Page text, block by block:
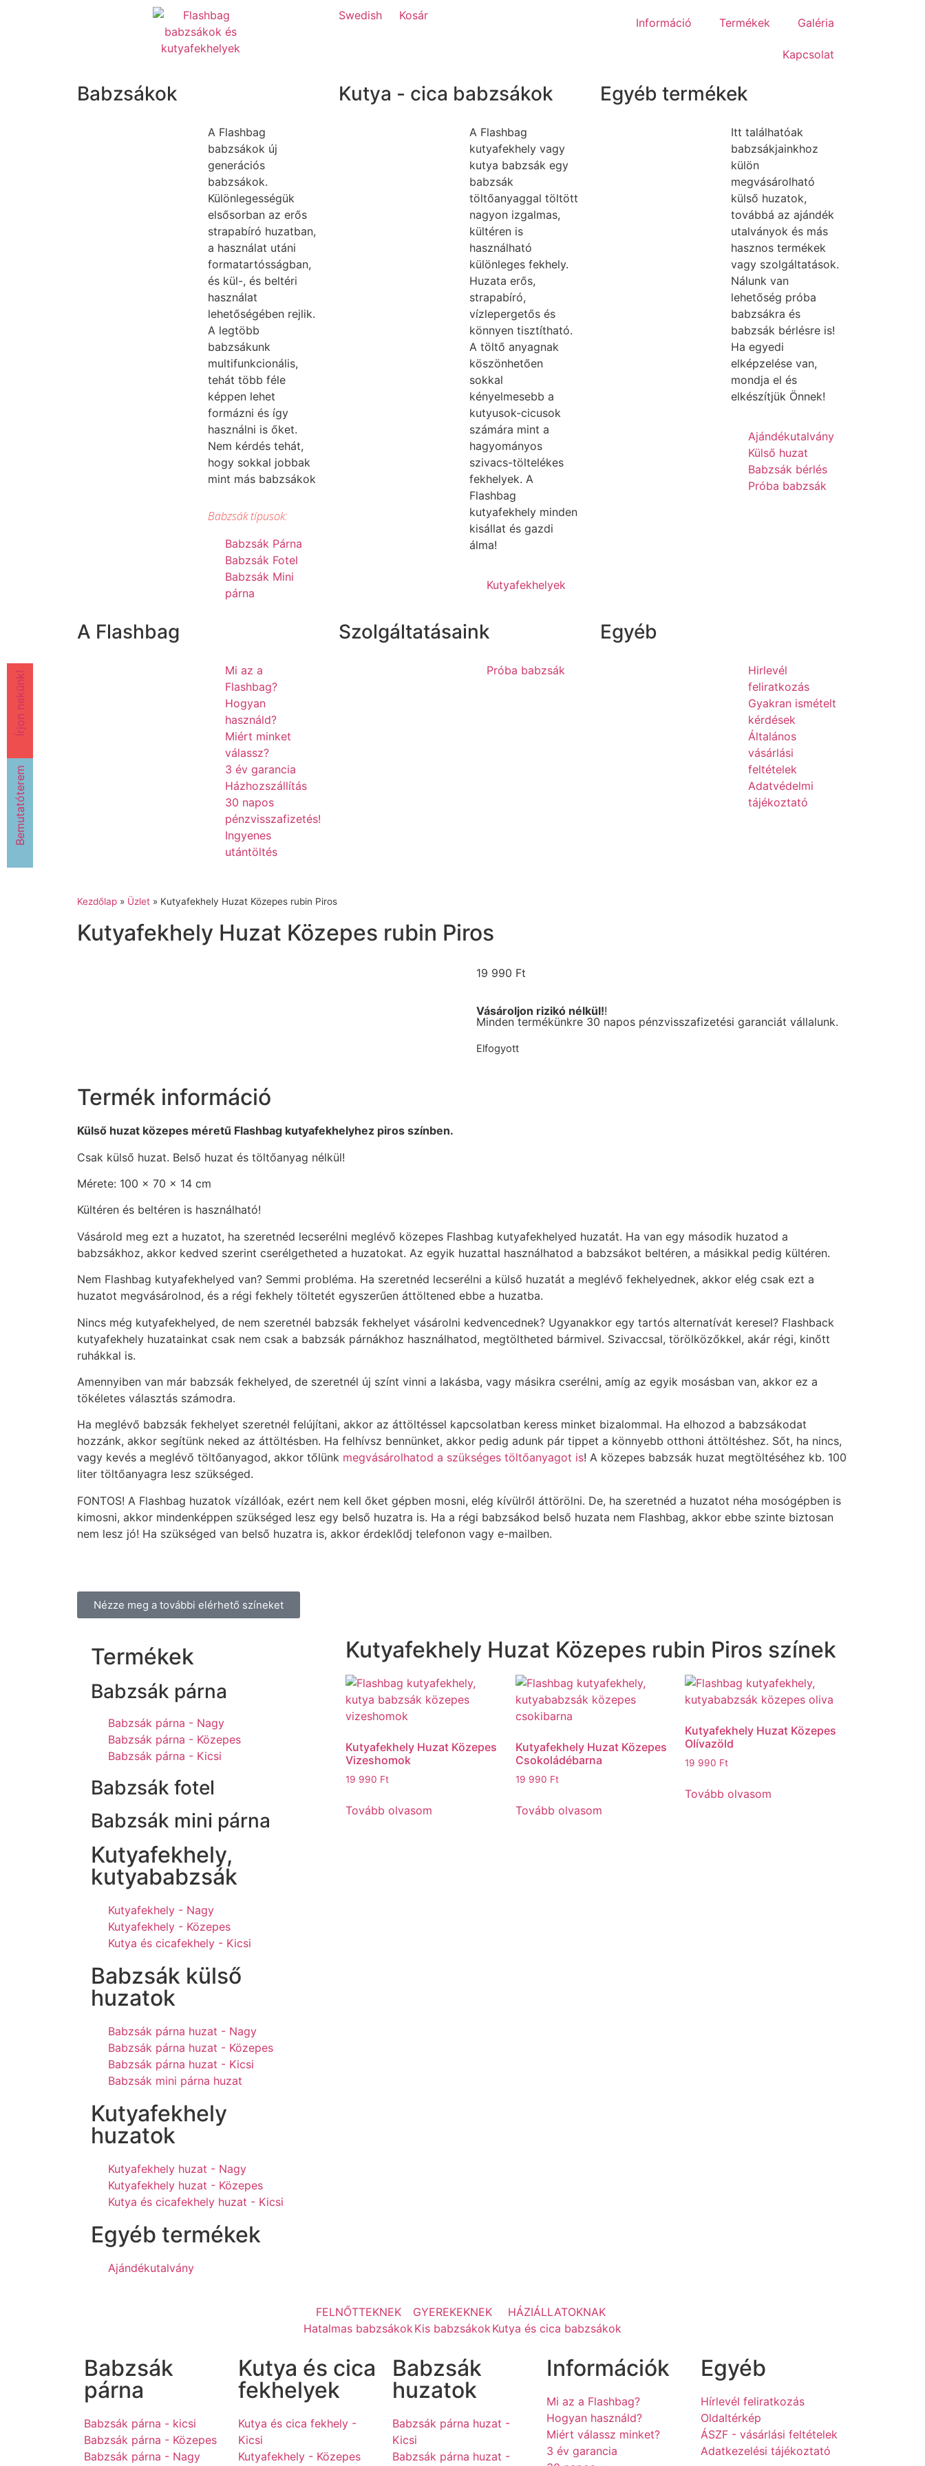
Swedish Kosár
Információ Termékek Galéria
Kapcsolat
Babzsákok
A Flashbag
babzsákok új
generációs
babzsákok.
Különlegességük
elsősorban az erős
strapabíró huzatban,
a használat utáni
formatartósságban,
és kül-, és beltéri
használat
lehetőségében rejlik.
A legtöbb
babzsákunk
multifunkcionális,
tehát több féle
képpen lehet
formázni és így
használni is őket.
Nem kérdés tehát,
hogy sokkal jobbak
mint más babzsákok
Babzsák típusok:
Babzsák Párna
Babzsák Fotel
Babzsák Mini
párna
Kutya - cica babzsákok
A Flashbag
kutyafekhely vagy
kutya babzsák egy
babzsák
töltőanyaggal töltött
nagyon izgalmas,
kültéren is
használható
különleges fekhely.
Huzata erős,
strapabíró,
vízlepergetős és
könnyen tisztítható.
A töltő anyagnak
köszönhetően
sokkal
kényelmesebb a
kutyusok-cicusok
számára mint a
hagyományos
szivacs-töltelékes
fekhelyek. A
Flashbag
kutyafekhely minden
kisállat és gazdi
álma!
Kutyafekhelyek
Egyéb termékek
Itt találhatóak
babzsákjainkhoz
külön
megvásárolható
külső huzatok,
továbbá az ajándék
utalványok és más
hasznos termékek
vagy szolgáltatások.
Nálunk van
lehetőség próba
babzsákra és
babzsák bérlésre is!
Ha egyedi
elképzelése van,
mondja el és
elkészítjük Önnek!
Ajándékutalvány
Külső huzat
Babzsák bérlés
Próba babzsák
A Flashbag
Mi az a
Flashbag?
Hogyan
használd?
Miért minket
válassz?
3 év garancia
Házhozszállítás
30 napos
pénzvisszafizetés!
Ingyenes
utántöltés
Szolgáltatásaink
Próba babzsák
Egyéb
Hirlevél
feliratkozás
Gyakran ismételt
kérdések
Általános
vásárlási
feltételek
Adatvédelmi
tájékoztató
Bemutatóterem
Írjon nekünk!
Kezdőlap » Üzlet » Kutyafekhely Huzat Közepes rubin Piros
Kutyafekhely Huzat Közepes rubin Piros
19 990 Ft
Vásároljon rizikó nélkül!!
Minden termékünkre 30 napos pénzvisszafizetési garanciát vállalunk.
Elfogyott
Termék információ
Külső huzat közepes méretű Flashbag kutyafekhelyhez piros színben.
Csak külső huzat. Belső huzat és töltőanyag nélkül!
Mérete: 100 x 70 x 14 cm
Kültéren és beltéren is használható!
Vásárold meg ezt a huzatot, ha szeretnéd lecserélni meglévő közepes Flashbag kutyafekhelyed huzatát. Ha van egy második huzatod a
babzsákhoz, akkor kedved szerint cserélgetheted a huzatokat. Az egyik huzattal használhatod a babzsákot beltéren, a másikkal pedig kültéren.
Nem Flashbag kutyafekhelyed van? Semmi probléma. Ha szeretnéd lecserélni a külső huzatát a meglévő fekhelyednek, akkor elég csak ezt a
huzatot megvásárolnod, és a régi fekhely töltetét egyszerűen áttöltened ebbe a huzatba.
Nincs még kutyafekhelyed, de nem szeretnél babzsák fekhelyet vásárolni kedvencednek? Ugyanakkor egy tartós alternatívát keresel? Flashback
kutyafekhely huzatainkat csak nem csak a babzsák párnákhoz használhatod, megtöltheted bármivel. Szivaccsal, törölközőkkel, akár régi, kinőtt
ruhákkal is.
Amennyiben van már babzsák fekhelyed, de szeretnél új színt vinni a lakásba, vagy másikra cserélni, amíg az egyik mosásban van, akkor ez a
tökéletes választás számodra.
Ha meglévő babzsák fekhelyet szeretnél felújítani, akkor az áttöltéssel kapcsolatban keress minket bizalommal. Ha elhozod a babzsákodat
hozzánk, akkor segítünk neked az áttöltésben. Ha felhívsz bennünket, akkor pedig adunk pár tippet a könnyebb otthoni áttöltéshez. Sőt, ha nincs,
vagy kevés a meglévő töltőanyagod, akkor tőlünk megvásárolhatod a szükséges töltőanyagot is! A közepes babzsák huzat megtöltéséhez kb. 100
liter töltőanyagra lesz szükséged.
FONTOS! A Flashbag huzatok vízállóak, ezért nem kell őket gépben mosni, elég kívülről áttörölni. De, ha szeretnéd a huzatot néha mosógépben is
kimosni, akkor mindenképpen szükséged lesz egy belső huzatra is. Ha a régi babzsákod belső huzata nem Flashbag, akkor ebbe szinte biztosan
nem lesz jó! Ha szükséged van belső huzatra is, akkor érdeklődj telefonon vagy e-mailben.
Nézze meg a további elérhető színeket
Termékek
Babzsák párna
Babzsák párna - Nagy
Babzsák párna - Közepes
Babzsák párna - Kicsi
Babzsák fotel
Babzsák mini párna
Kutyafekhely,
kutyababzsák
Kutyafekhely - Nagy
Kutyafekhely - Közepes
Kutya és cicafekhely - Kicsi
Babzsák külső
huzatok
Babzsák párna huzat - Nagy
Babzsák párna huzat - Közepes
Babzsák párna huzat - Kicsi
Babzsák mini párna huzat
Kutyafekhely
huzatok
Kutyafekhely huzat - Nagy
Kutyafekhely huzat - Közepes
Kutya és cicafekhely huzat - Kicsi
Egyéb termékek
Ajándékutalvány
Kutyafekhely Huzat Közepes rubin Piros színek
Kutyafekhely Huzat Közepes
Vizeshomok
19 990 Ft
Tovább olvasom
Kutyafekhely Huzat Közepes
Csokoládébarna
19 990 Ft
Tovább olvasom
Kutyafekhely Huzat Közepes
Olívazöld
19 990 Ft
Tovább olvasom
FELNŐTTEKNEK
Hatalmas babzsákok
GYEREKEKNEK
Kis babzsákok
HÁZIÁLLATOKNAK
Kutya és cica babzsákok
Babzsák
párna
Babzsák párna - kicsi
Babzsák párna - Közepes
Babzsák párna - Nagy
Kutya és cica
fekhelyek
Kutya és cica fekhely -
Kicsi
Kutyafekhely - Közepes
Babzsák
huzatok
Babzsák párna huzat -
Kicsi
Babzsák párna huzat -
Információk
Mi az a Flashbag?
Hogyan használd?
Miért válassz minket?
3 év garancia
Egyéb
Hírlevél feliratkozás
Oldaltérkép
ÁSZF - vásárlási feltételek
Adatkezelési tájékoztató